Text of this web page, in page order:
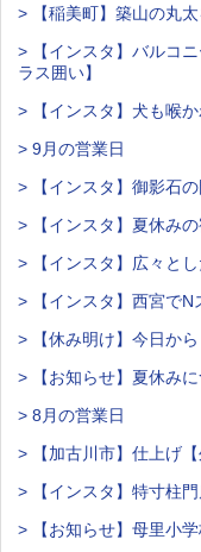
> 【稲美町】築山の丸
> 【インスタ】バルコ
ラス囲い】
> 【インスタ】犬も喉か
> 9月の営業日
> 【インスタ】御影石の
> 【インスタ】夏休みの
> 【インスタ】広々とし
> 【インスタ】西宮でN
> 【休み明け】今日から
> 【お知らせ】夏休みに
> 8月の営業日
> 【加古川市】仕上げ
> 【インスタ】特寸柱
> 【お知らせ】母里小学